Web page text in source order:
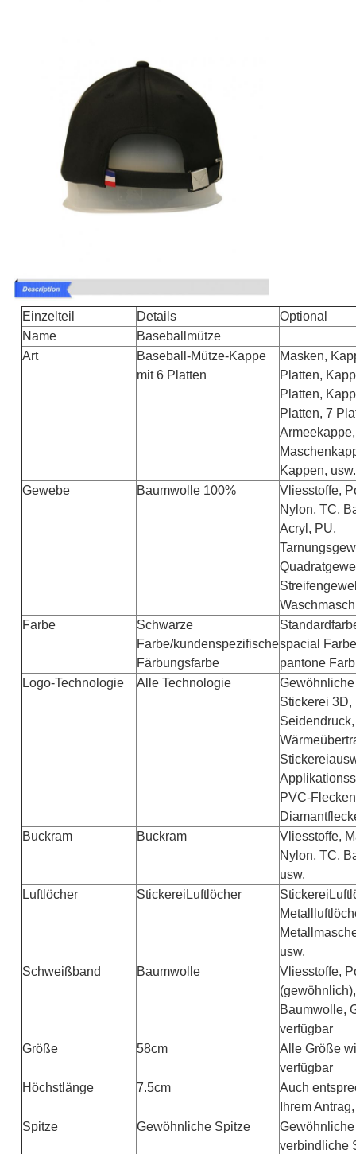
Einzelteil Details
Optional
Name
Baseballmütze
Art
Baseball-Mütze-Kappe
mit 6 Platten
Masken,
Platten,
Platten,
Platten, 7
Kappen, usw.
Gewebe
Baumwolle 100%
Vliesstoffe,
Nylon, TC,
Acryl, PU,
Farbe
Schwarze
Farbe/kundenspezifische
Färbungsfarbe
spacial
pantone
Logo-Technologie
Alle Technologie
Stickerei 3D,
Seidendruck,
PVC-
Buckram
Buckram
Vliesstoffe,
Nylon, TC,
usw.
Luftlöcher
StickereiLuftlöcher
usw.
Schweißband
Baumwolle
Vliesstoffe,
(gewöhnlich),
Baumwolle,
verfügbar
Größe
58cm
Alle Größe
verfügbar
Höchstlänge
7.5cm
Auch
Ihrem
Spitze
Gewöhnliche Spitze
verbindliche